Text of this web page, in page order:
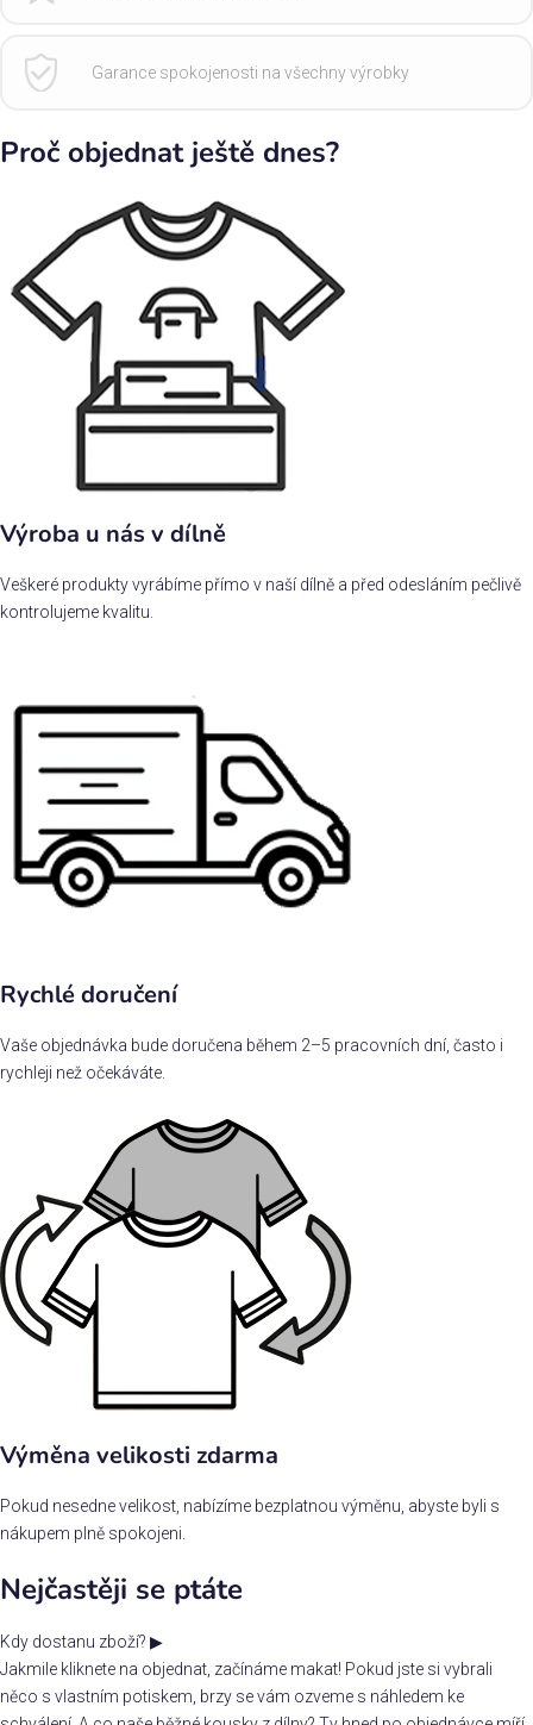
Garance spokojenosti na všechny výrobky
Proč objednat ještě dnes?
Výroba u nás v dílně
Veškeré produkty vyrábíme přímo v naší dílně a před odesláním pečlivě
kontrolujeme kvalitu.
Rychlé doručení
Vaše objednávka bude doručena během 2–5 pracovních dní, často i
rychleji než očekáváte.
Výměna velikosti zdarma
Pokud nesedne velikost, nabízíme bezplatnou výměnu, abyste byli s
nákupem plně spokojeni.
Nejčastěji se ptáte
Kdy dostanu zboží? ▶
Jakmile kliknete na objednat, začínáme makat! Pokud jste si vybrali
něco s vlastním potiskem, brzy se vám ozveme s náhledem ke